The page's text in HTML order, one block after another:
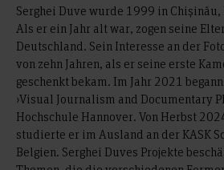
Serghei Duve wurde 1999 in
Als er ein Jahr alt war, zogen seine
Deutschland. Sein Interesse an der
von zehn Jahren, als er seine erste
geschenkt bekam. Im Jahr 2021
›Visual Journalism and Documentary
Hochschule Hannover. Von Herbst
studierte er im Ausland an der KASK
Belgien. Serghei Duves Projekte